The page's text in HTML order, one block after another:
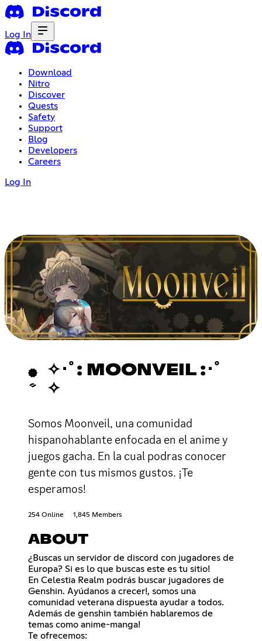
Log In
Download
Nitro
Discover
Quests
Safety
Support
Blog
Developers
Careers
Log In
✧･ﾟ: MOONVEIL :･ﾟ
✧
Somos Moonveil, una comunidad
hispanohablante enfocada en el anime y
juegos gacha. En la cual podras conocer
gente con tus mismos gustos. ¡Te
esperamos!
254 Online 1,845 Members
ABOUT
¿Buscas un servidor de discord con jugadores de
Europa? Si es lo que buscas este es tu sitio!
En Celestia Realm podrás buscar jugadores de
Genshin. Ayúdanos a crecer!, somos una
comunidad veterana dispuesta ayudar a todos.
Además de genshin también hablaremos de
temas como anime-manga!
Te ofrecemos: